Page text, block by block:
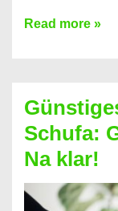
Kredit
dabei
profitieren
–
So
funktioniert’s
Read more »
Schufa:
Na klar!